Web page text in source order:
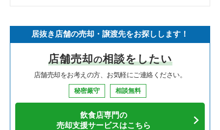
寿司の居抜き売却物件の案件一覧
焼肉の居抜き売却物件の案件一覧
鉄板焼き・お好み焼の居抜き売却物件の案件一覧
カフェの居抜き売却物件の案件一覧
神奈川県の飲食店の居抜き売却物件の案件一覧
大阪府の飲食店の居抜き売却物件の案件一覧
兵庫県の飲食店の居抜き売却物件の案件一覧
愛知県の飲食店の居抜き売却物件の案件一覧
堺市北区の飲食店の居抜き売却物件の案件一覧
堺市中区の飲食店の居抜き売却物件の案件一覧
大阪市西区の飲食店の居抜き売却物件の案件一覧
大阪市福島区の飲食店の居抜き売却物件の案件一覧
大阪府のイタリア料理の居抜き売却物件の案件一覧
大阪府の中華の居抜き売却物件の案件一覧
大阪府のそば・うどんの居抜き売却物件の案件一覧
大阪府の焼肉の居抜き売却物件の案件一覧
大阪市西区のイタリア料理の居抜き売却物件の案件一覧
大阪市西区の中華の居抜き売却物件の案件一覧
大阪市西区の焼肉の居抜き売却物件の案件一覧
大阪市西区のアジア料理の居抜き売却物件の案件一覧
居抜き店舗の売却・譲渡先をお探しします！
店舗売却の相談をしたい
店舗売却をお考えの方、お気軽にご連絡ください。
秘密厳守 相談無料
飲食店専門の
売却支援サービスはこちら